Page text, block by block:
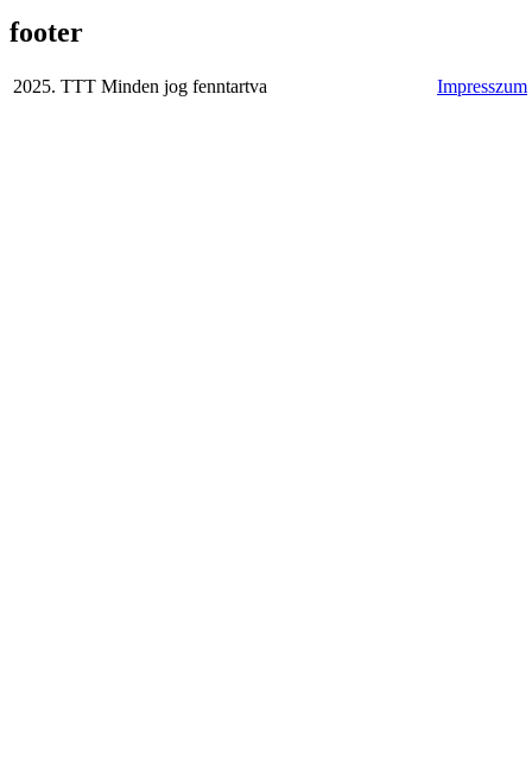
footer
2025. TTT Minden jog fenntartva Impresszum